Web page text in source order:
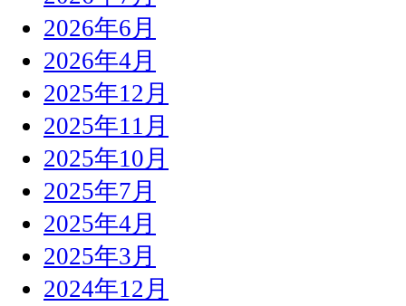
2026年6月
2026年4月
2025年12月
2025年11月
2025年10月
2025年7月
2025年4月
2025年3月
2024年12月